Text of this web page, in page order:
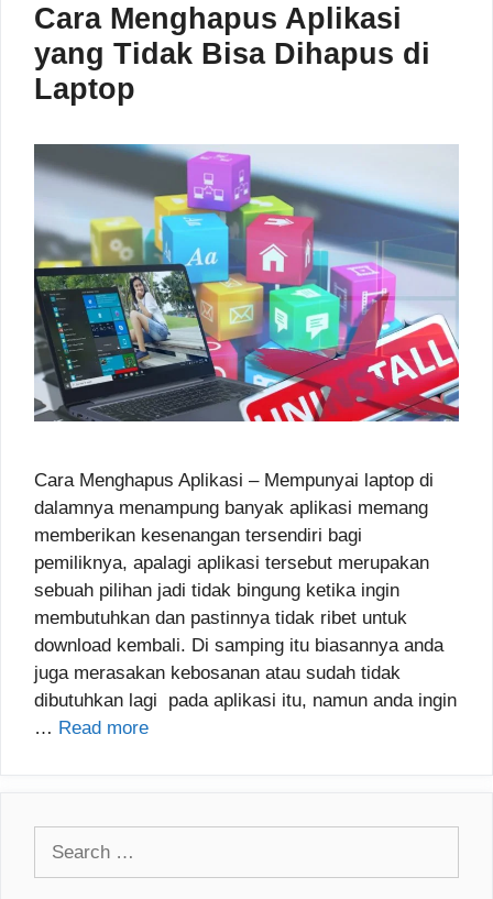
Cara Menghapus Aplikasi
yang Tidak Bisa Dihapus di
Laptop
Cara Menghapus Aplikasi – Mempunyai laptop di
dalamnya menampung banyak aplikasi memang
memberikan kesenangan tersendiri bagi
pemiliknya, apalagi aplikasi tersebut merupakan
sebuah pilihan jadi tidak bingung ketika ingin
membutuhkan dan pastinnya tidak ribet untuk
download kembali. Di samping itu biasannya anda
juga merasakan kebosanan atau sudah tidak
dibutuhkan lagi pada aplikasi itu, namun anda ingin
… Read more